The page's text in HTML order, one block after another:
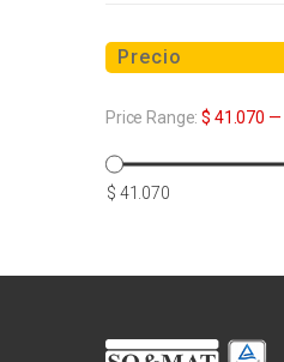
Precio
Price Range:$ 41.070 —
$ 41.070
Precio
Precio